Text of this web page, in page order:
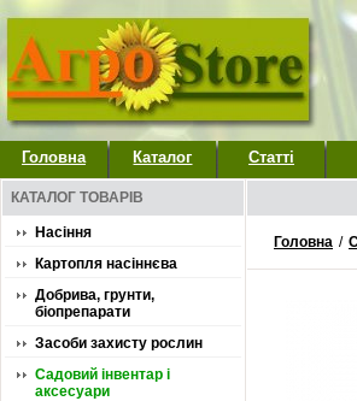
Головна Каталог Статті
КАТАЛОГ ТОВАРІВ
Насіння
Картопля насіннєва
Добрива, грунти,
біопрепарати
Засоби захисту рослин
Садовий інвентар і
аксесуари
Головна /